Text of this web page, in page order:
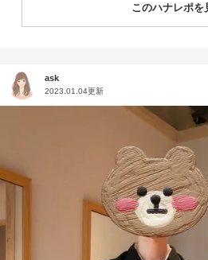
このハナレポを
ask
2023.01.04更新